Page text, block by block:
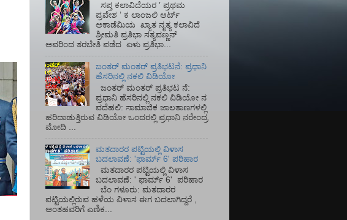
ಸಪ್ತ ಕಲಾವಿದೆಯರ ʼ ಪ್ರಥಮ
ಪ್ರವೇಶ ʼ ಕ ಲಾಂಜಲಿ ಆರ್ಟ್
ಅಕಾಡೆಮಿಯ‌ ಖ್ಯಾತ ನೃತ್ಯ ಕಲಾವಿದೆ
ಶ್ರೀಮತಿ ಪ್ರತಿಭಾ ಸತ್ಯವಣ್ಣನ್
ಅವರಿಂದ ತರಬೇತಿ ಪಡೆದ ಏಳು ಪ್ರತಿಭಾ...
ಜಂತರ್ ಮಂತರ್ ಪ್ರತಿಭಟನೆ: ಪ್ರಧಾನಿ
ಹೆಸರಿನಲ್ಲಿ ನಕಲಿ ವಿಡಿಯೋ
ಜಂತರ್ ಮಂತರ್ ಪ್ರತಿಭಟ ನೆ:
ಪ್ರಧಾನಿ ಹೆಸರಿನಲ್ಲಿ ನಕಲಿ ವಿಡಿಯೋ ನ
ವದೆಹಲಿ: ಸಾಮಾಜಿಕ ಜಾಲತಾಣಗಳಲ್ಲಿ
ಹರಿದಾಡುತ್ತಿರುವ ವಿಡಿಯೋ ಒಂದರಲ್ಲಿ ಪ್ರಧಾನಿ ನರೇಂದ್ರ
ಮೋದಿ ...
ಮತದಾರರ ಪಟ್ಟಿಯಲ್ಲಿ ವಿಳಾಸ
ಬದಲಾವಣೆ: 'ಫಾರ್ಮ್ 6' ಪರಿಹಾರ
ಮತದಾರರ ಪಟ್ಟಿಯಲ್ಲಿ ವಿಳಾಸ
ಬದಲಾವಣೆ: ' ಫಾರ್ಮ್ 6' ಪರಿಹಾರ
ಬೆಂ ಗಳೂರು: ಮತದಾರರ
ಪಟ್ಟಿಯಲ್ಲಿರುವ ಹಳೆಯ ವಿಳಾಸ ಈಗ ಬದಲಾಗಿದ್ದರೆ ,
ಅಂತಹವರಿಗೆ ಎಣಿಕ...